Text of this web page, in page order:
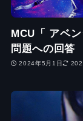
MCU「 アベ
問題への回答
2024年5月1日